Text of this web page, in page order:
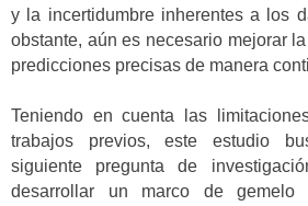
y la incertidumbre inherentes a los
obstante, aún es necesario mejorar
predicciones precisas de manera
Teniendo en cuenta las
trabajos previos, este estudio
siguiente pregunta de
desarrollar un marco de gemelo